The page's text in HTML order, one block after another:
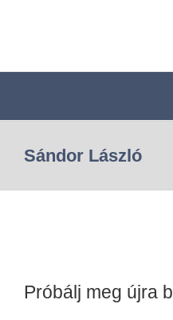
Sándor László
Próbálj meg újra